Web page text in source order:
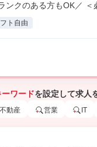
クのある方もOK／ ＜
ト自由
ーワードを設定して求人
不動産 営業 IT